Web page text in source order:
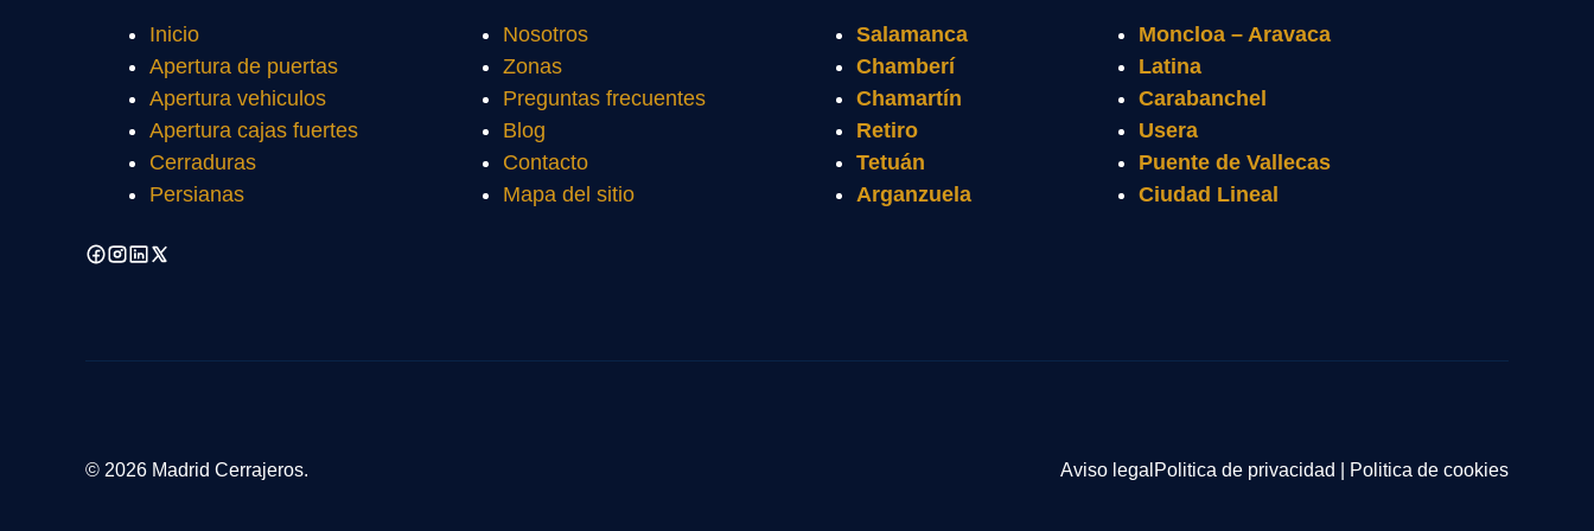
Inicio
Apertura de puertas
Apertura vehiculos
Apertura cajas fuertes
Cerraduras
Persianas
Nosotros
Zonas
Preguntas frecuentes
Blog
Contacto
Mapa del sitio
Salamanca
Chamberí
Chamartín
Retiro
Tetuán
Arganzuela
Moncloa – Aravaca
Latina
Carabanchel
Usera
Puente de Vallecas
Ciudad Lineal
© 2026 Madrid Cerrajeros. Aviso legal Politica de privacidad Politica de cookies